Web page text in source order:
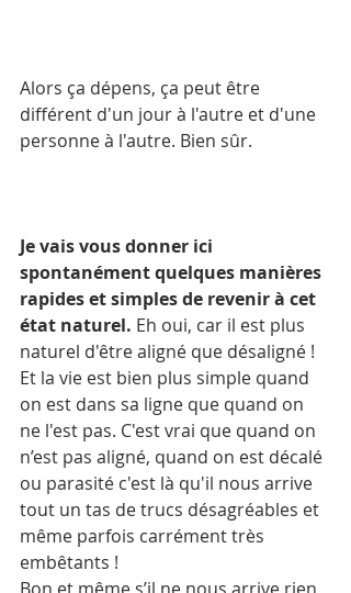
Alors ça dépens, ça peut être
différent d'un jour à l'autre et d'une
personne à l'autre. Bien sûr.
Je vais vous donner ici
spontanément quelques manières
rapides et simples de revenir à cet
état naturel. Eh oui, car il est plus
naturel d'être aligné que désaligné !
Et la vie est bien plus simple quand
on est dans sa ligne que quand on
ne l'est pas. C'est vrai que quand on
n’est pas aligné, quand on est décalé
ou parasité c'est là qu'il nous arrive
tout un tas de trucs désagréables et
même parfois carrément très
embêtants !